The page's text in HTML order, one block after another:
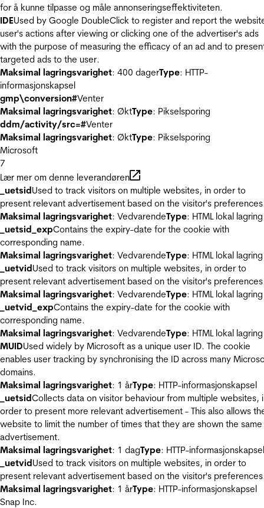
for å kunne tilpasse og måle annonseringseffektiviteten.
IDEUsed by Google DoubleClick to register and report the
user's actions after viewing or clicking one of the advertiser's ads
with the purpose of measuring the efficacy of an ad and to
targeted ads to the user.
Maksimal lagringsvarighet: 400 dagerType: HTTP-
informasjonskapsel
gmp\conversion#Venter
Maksimal lagringsvarighet: ØktType: Pikselsporing
ddm/activity/src=#Venter
Maksimal lagringsvarighet: ØktType: Pikselsporing
Microsoft
7
Lær mer om denne leverandøren
_uetsidUsed to track visitors on multiple websites, in order to
present relevant advertisement based on the visitor's
Maksimal lagringsvarighet: VedvarendeType: HTML lokal lagring
_uetsid_expContains the expiry-date for the cookie with
corresponding name.
Maksimal lagringsvarighet: VedvarendeType: HTML lokal lagring
_uetvidUsed to track visitors on multiple websites, in order to
present relevant advertisement based on the visitor's
Maksimal lagringsvarighet: VedvarendeType: HTML lokal lagring
_uetvid_expContains the expiry-date for the cookie with
corresponding name.
Maksimal lagringsvarighet: VedvarendeType: HTML lokal lagring
MUIDUsed widely by Microsoft as a unique user ID. The cookie
enables user tracking by synchronising the ID across many
domains.
Maksimal lagringsvarighet: 1 årType: HTTP-informasjonskapsel
_uetsidCollects data on visitor behaviour from multiple websites,
order to present more relevant advertisement - This also allows
website to limit the number of times that they are shown the same
advertisement.
Maksimal lagringsvarighet: 1 dagType: HTTP-informasjonskapsel
_uetvidUsed to track visitors on multiple websites, in order to
present relevant advertisement based on the visitor's
Maksimal lagringsvarighet: 1 årType: HTTP-informasjonskapsel
Snap Inc.